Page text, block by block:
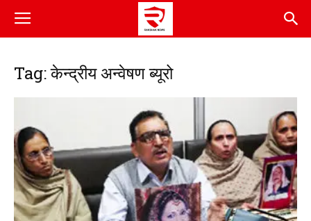
Tag: केन्द्रीय अन्वेषण ब्यूरो